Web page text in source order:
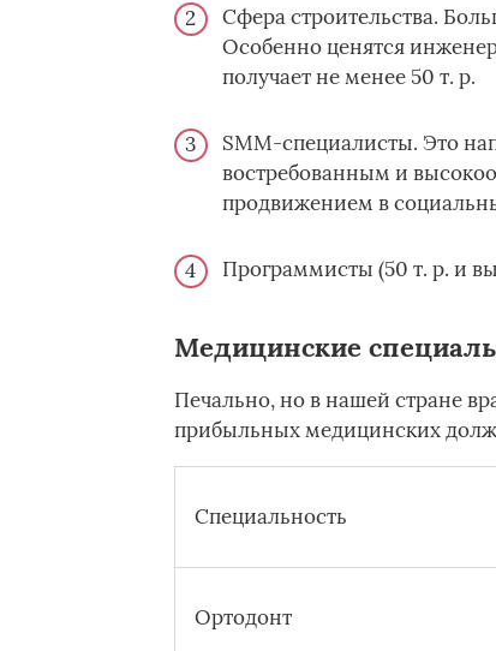
Сфера строительства.
Особенно ценятся
получает не менее 50 т. р.
SMM-специалисты. Это
востребованным и
продвижением в
Программисты (50 т. р. и
Медицинские
Печально, но в нашей стране
прибыльных медицинских
Специальность
Ортодонт